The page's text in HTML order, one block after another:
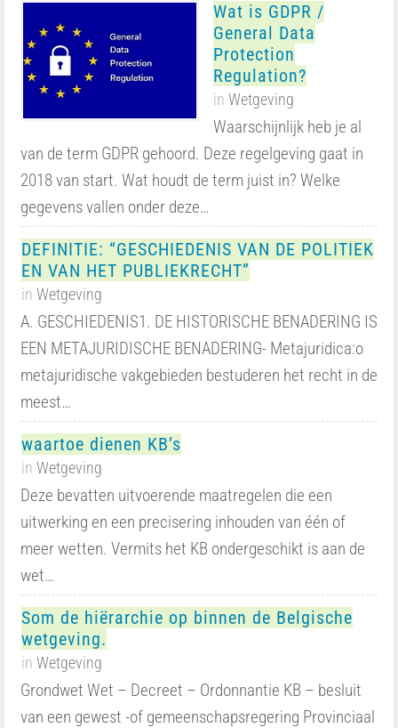
Wat is GDPR /
General Data
Protection
Regulation?
in Wetgeving
Waarschijnlijk heb je al
van de term GDPR gehoord. Deze regelgeving gaat in
2018 van start. Wat houdt de term juist in? Welke
gegevens vallen onder deze…
DEFINITIE: “GESCHIEDENIS VAN DE POLITIEK
EN VAN HET PUBLIEKRECHT”
in Wetgeving
A. GESCHIEDENIS1. DE HISTORISCHE BENADERING IS
EEN METAJURIDISCHE BENADERING- Metajuridica:o
metajuridische vakgebieden bestuderen het recht in de
meest…
waartoe dienen KB’s
in Wetgeving
Deze bevatten uitvoerende maatregelen die een
uitwerking en een precisering inhouden van één of
meer wetten. Vermits het KB ondergeschikt is aan de
wet…
Som de hiërarchie op binnen de Belgische
wetgeving.
in Wetgeving
Grondwet Wet – Decreet – Ordonnantie KB – besluit
van een gewest -of gemeenschapsregering Provinciaal